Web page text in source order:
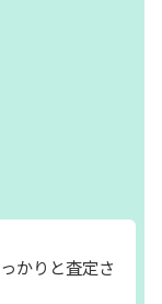
かりと査定さ